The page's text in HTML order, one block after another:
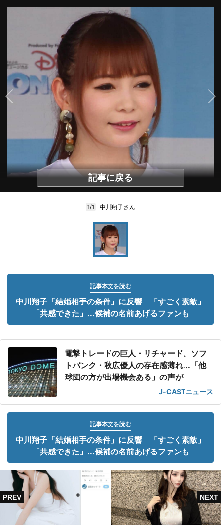
記事に戻る
1/1 中川翔子さん
記事本文を読む
中川翔子「結婚相手の条件」に反響 「すごく素敵」
「共感できた」...候補の名前あげるファンも
電撃トレードの巨人・リチャード、ソフ
トバンク・秋広優人の存在感薄れ...「他
球団の方が出場機会ある」の声が
J-CASTニュース
記事本文を読む
中川翔子「結婚相手の条件」に反響 「すごく素敵」
「共感できた」...候補の名前あげるファンも